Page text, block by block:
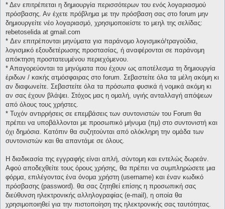
* Δεν επιτρέπεται η δημιουργία περισσότερων του ενός λογαριασμού
πρόσβασης. Αν έχετε πρόβλημα με την πρόσβαση σας στο forum μην
δημιουργείτε νέο λογαριασμό, χρησιμοποιείστε το μεηλ της σελίδας:
rebetoselida at gmail.com
* Δεν επιτρέπονται μηνύματα για παράνομο λογισμικό/τραγούδια,
λογισμικό εξουδετέρωσης προστασίας, ή αναφέρονται σε παράνομη
απόκτηση προστατευμένου περιεχόμενου.
* Απαγορεύονται τα μηνύματα που έχουν ως αποτέλεσμα τη δημιουργία
έριδων / κακής ατμόσφαιρας στο forum. Σεβαστείτε όλα τα μέλη ακόμη κι
αν διαφωνείτε. Σεβαστείτε όλα τα πρόσωπα φυσικά ή νομικά ακόμη κι
αν σας έχουν βλάψει. Στόχος μας η ομαλή, υγιής ανταλλαγή απόψεων
από όλους τους χρήστες.
* Τυχόν αντιρρήσεις σε επεμβάσεις των συντονιστών του Forum θα
πρέπει να υποβάλλονται με προσωπικό μήνυμα (πμ) στο συντονιστή και
όχι δημόσια. Κατόπιν θα συζητούνται από ολόκληρη την ομάδα των
συντονιστών και θα απαντάμε σε όλους.
Η διαδικασία της εγγραφής είναι απλή, σύντομη και εντελώς δωρεάν.
Αφού αποδεχθείτε τους όρους χρήσης, θα πρέπει να συμπληρώσετε μια
φόρμα, επιλέγοντας ένα όνομα χρήστη (username) και έναν κωδικό
πρόσβασης (password). θα σας ζητηθεί επίσης η προσωπική σας
διεύθυνση ηλεκτρονικής αλληλογραφίας (e-mail), η οποία θα
χρησιμοποιηθεί για την πιστοποίηση της ηλεκτρονικής σας ταυτότητας.